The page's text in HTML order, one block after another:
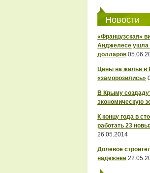
Новости
«Французская»
Анджелесе ушла
долларов
Цены на жилье в
«заморозились»
В Крыму
экономическую
К концу года в
работать 23
26.05.2014
Долевое
надежнее